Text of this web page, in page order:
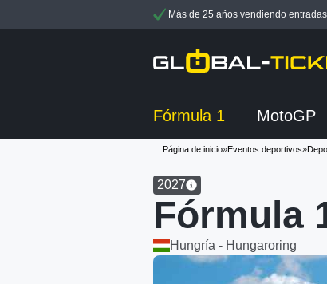
Más de 25 años vendiendo entradas
Fórmula 1 MotoGP
Página de inicio»Eventos deportivos»
2027
Fórmula
Hungría - Hungaroring